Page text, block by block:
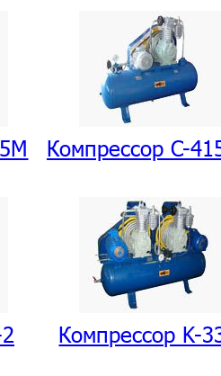
Компрессор C-
Компрессор K-